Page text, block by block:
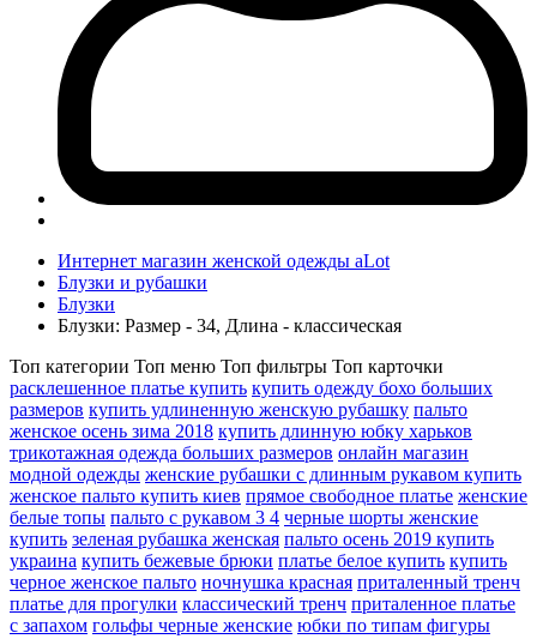
Интернет магазин женской одежды aLot
Блузки и рубашки
Блузки
Блузки: Размер - 34, Длина - классическая
Топ категории Топ меню Топ фильтры Топ карточки
расклешенное платье купить купить одежду бохо больших
размеров купить удлиненную женскую рубашку пальто
женское осень зима 2018 купить длинную юбку харьков
трикотажная одежда больших размеров онлайн магазин
модной одежды женские рубашки с длинным рукавом купить
женское пальто купить киев прямое свободное платье женские
белые топы пальто с рукавом 3 4 черные шорты женские
купить зеленая рубашка женская пальто осень 2019 купить
украина купить бежевые брюки платье белое купить купить
черное женское пальто ночнушка красная приталенный тренч
платье для прогулки классический тренч приталенное платье
с запахом гольфы черные женские юбки по типам фигуры